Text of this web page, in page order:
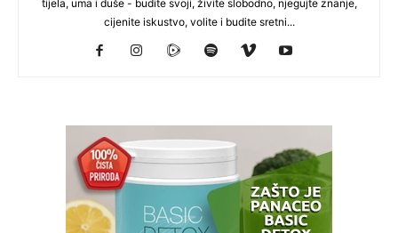
tijela, uma i duše - budite svoji, živite slobodno, njegujte znanje,
cijenite iskustvo, volite i budite sretni...